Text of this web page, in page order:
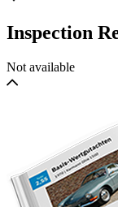
Inspection
Not available